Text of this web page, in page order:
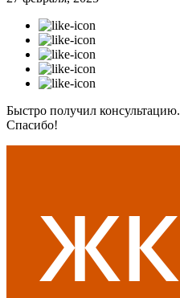
Быстро получил
Спасибо!